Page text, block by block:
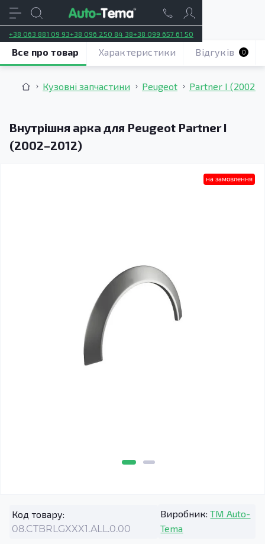
+38 063 881 09 93+38 096 250 84 38+38 099 657 61 50
Кузовні запчастини Peugeot Partner I
Внутрішня арка для Peugeot Partner I
(2002–2012)
Все про товар Характеристики Відгуків 0
на замовлення
Код товару:
08.CTBRLGXXX1.ALL.0.00
Виробник: TM Auto-
Tema